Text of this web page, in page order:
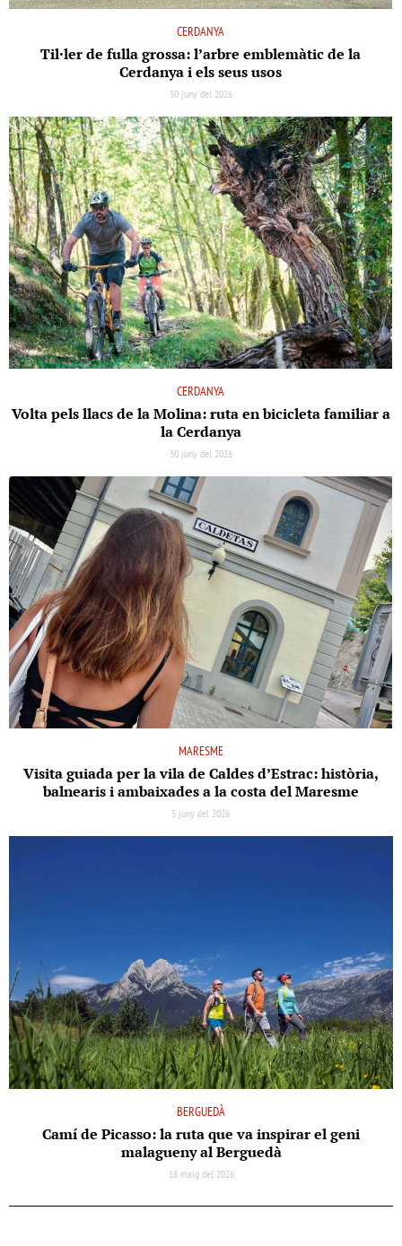
CERDANYA
Til·ler de fulla grossa: l’arbre emblemàtic de la
Cerdanya i els seus usos
30 juny del 2026
CERDANYA
Volta pels llacs de la Molina: ruta en bicicleta familiar a
la Cerdanya
30 juny del 2026
MARESME
Visita guiada per la vila de Caldes d’Estrac: història,
balnearis i ambaixades a la costa del Maresme
5 juny del 2026
BERGUEDÀ
Camí de Picasso: la ruta que va inspirar el geni
malagueny al Berguedà
18 maig del 2026